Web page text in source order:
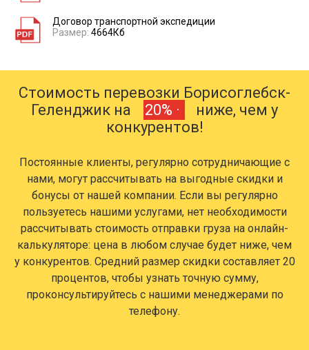
Договор транспортной экспедиции
Размер: 4664Кб
Стоимость перевозки Борисоглебск-
Геленджик на
20% ·
ниже, чем у
конкурентов!
Постоянные клиенты, регулярно сотрудничающие с
нами, могут рассчитывать на выгодные скидки и
бонусы от нашей компании. Если вы регулярно
пользуетесь нашими услугами, нет необходимости
рассчитывать стоимость отправки груза на онлайн-
калькуляторе: цена в любом случае будет ниже, чем
у конкурентов. Средний размер скидки составляет 20
процентов, чтобы узнать точную сумму,
проконсультируйтесь с нашими менеджерами по
телефону.